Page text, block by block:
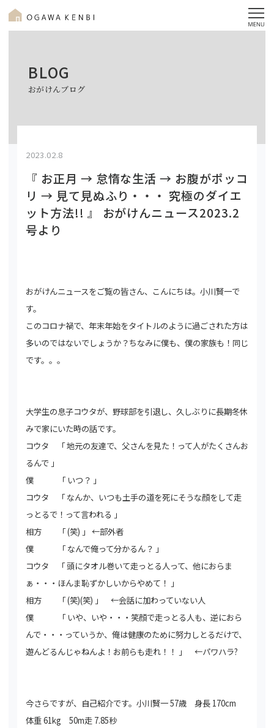
BLOG
おがけんブログ
2023.02.8
『 お正月 → 怠惰な生活 → お腹がポッコ
リ → 見て見ぬふり・・・ 究極のダイエ
ット方法!! 』 おがけんニュース2023.2
号より
おがけんニュースをご覧の皆さん、こんにちは。小川賢一で
す。
このコロナ禍で、年末年始をタイトルのように過ごされた方は
多いのではないでしょうか？ちなみに僕も、僕の家族も！同じ
です。。。
大学生の息子コウタが、野球部を引退し、久しぶりに長期冬休
みで家にいた時の話です。
コウタ 「 地元の友達で、父さんを見た！って人がたくさんお
るんで 」
僕 「 いつ？ 」
コウタ 「 なんか、いつも土手の道を死にそうな顔をして走
っとるで！って言われる 」
相方 「 (笑) 」 ←部外者
僕 「 なんで俺って分かるん？ 」
コウタ 「 頭にタオル巻いて走っとる人って、他におらま
ぁ・・・ほんま恥ずかしいからやめて！ 」
相方 「 (笑)(笑) 」 ←会話に加わっていない人
僕 「 いや、いや・・・笑顔で走っとる人も、逆におら
んで・・・ っていうか、俺は健康のために努力しとるだけで、
遊んどるんじゃねんよ！お前らも走れ！！ 」 ←パワハラ?
今さらですが、自己紹介です。小川賢一 57歳 身長 170cm
体重 61kg 50m走 7.85秒